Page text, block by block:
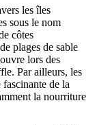
les îles
sous le nom
côtes
plages de sable
lors des
Par ailleurs, les
de la
la nourriture